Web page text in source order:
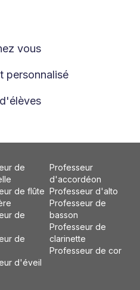
vous
personnalisé
de
de flûte
de
de
d'éveil
Professeur
d'accordéon
Professeur d'alto
Professeur de
basson
Professeur de
clarinette
Professeur de cor